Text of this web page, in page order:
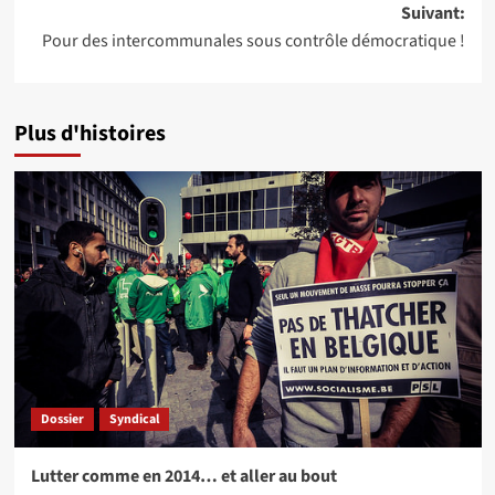
Suivant:
Pour des intercommunales sous contrôle démocratique !
Plus d'histoires
Dossier Syndical
Lutter comme en 2014… et aller au bout